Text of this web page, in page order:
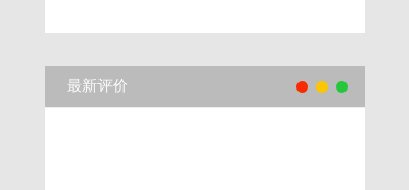
最新评价